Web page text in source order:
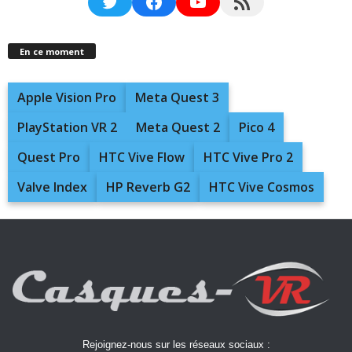
En ce moment
Apple Vision Pro
Meta Quest 3
PlayStation VR 2
Meta Quest 2
Pico 4
Quest Pro
HTC Vive Flow
HTC Vive Pro 2
Valve Index
HP Reverb G2 HTC Vive Cosmos
Rejoignez-nous sur les réseaux sociaux :